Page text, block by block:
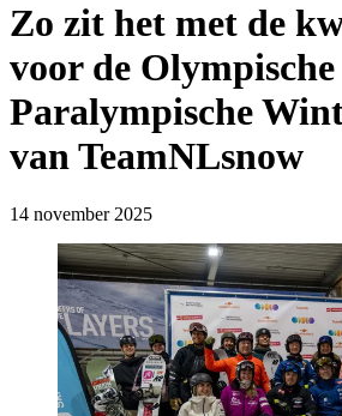
Zo zit het met de
voor de Olympische
Paralympische
van TeamNLsnow
14 november 2025